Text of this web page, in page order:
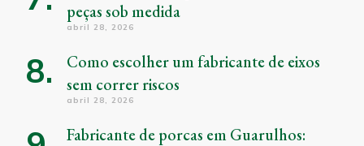
peças sob medida
abril 28, 2026
Como escolher um fabricante de eixos
sem correr riscos
abril 28, 2026
Fabricante de porcas em Guarulhos: